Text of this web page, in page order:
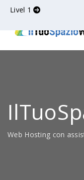
Livel 1
Web Hosting con